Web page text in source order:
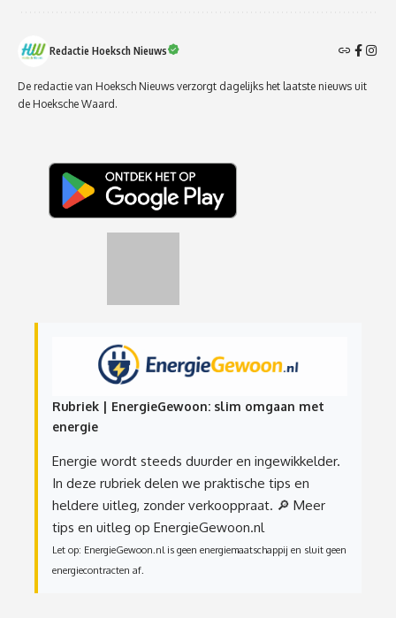
Redactie Hoeksch Nieuws
De redactie van Hoeksch Nieuws verzorgt dagelijks het laatste nieuws uit
de Hoeksche Waard.
Rubriek | EnergieGewoon: slim omgaan met
energie
Energie wordt steeds duurder en ingewikkelder.
In deze rubriek delen we praktische tips en
heldere uitleg, zonder verkooppraat. 🔎 Meer
tips en uitleg op EnergieGewoon.nl
Let op: EnergieGewoon.nl is geen energiemaatschappij en sluit geen
energiecontracten af.